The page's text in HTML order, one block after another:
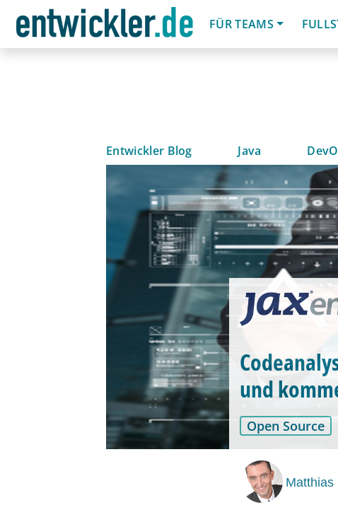
FÜR TEAMS
Entwickler Blog Java
und
Open Source
Matthias